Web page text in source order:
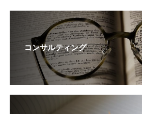
コンサルティング